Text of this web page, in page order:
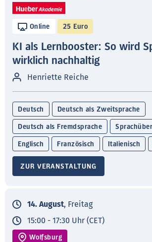
Online 25 Euro
KI als Lernbooster: So wird
wirklich nachhaltig
Henriette Reiche
Deutsch Deutsch als Zweitsprache
Deutsch als Fremdsprache
Englisch Französisch Italienisch
ZUR VERANSTALTUNG
14. August, Freitag
15:00 - 17:30 Uhr (CET)
Wolfsburg